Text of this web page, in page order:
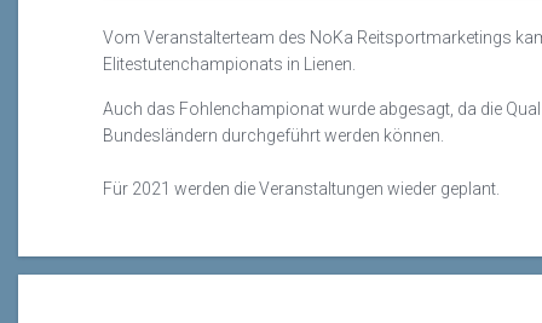
Vom Veranstalterteam des NoKa Reitsportmarketings
Elitestutenchampionats in Lienen.
Auch das Fohlenchampionat wurde abgesagt, da die
Bundesländern durchgeführt werden können.
Für 2021 werden die Veranstaltungen wieder geplant.